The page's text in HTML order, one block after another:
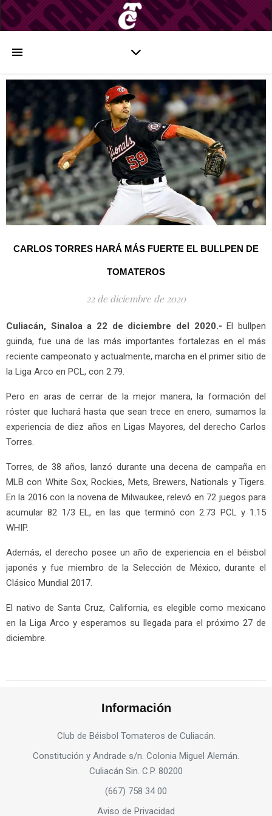
CARLOS TORRES HARÁ MÁS FUERTE EL BULLPEN DE
TOMATEROS
22 de diciembre de 2020
Culiacán, Sinaloa a 22 de diciembre del 2020.- El bullpen
guinda, fue una de las más importantes fortalezas en el más
reciente campeonato y actualmente, marcha en el primer sitio de
la Liga Arco en PCL, con 2.79.
Pero en aras de cerrar de la mejor manera, la formación del
róster que luchará hasta que sean trece en enero, sumamos la
experiencia de diez años en Ligas Mayores, del derecho Carlos
Torres.
Torres, de 38 años, lanzó durante una decena de campaña en
MLB con White Sox, Rockies, Mets, Brewers, Nationals y Tigers.
En la 2016 con la novena de Milwaukee, relevó en 72 juegos para
acumular 82 1/3 EL, en las que terminó con 2.73 PCL y 1.15
WHIP.
Además, el derecho posee un año de experiencia en el béisbol
japonés y fue miembro de la Selección de México, durante el
Clásico Mundial 2017.
El nativo de Santa Cruz, California, es elegible como mexicano
en la Liga Arco y esperamos su llegada para el próximo 27 de
diciembre.
Información
Club de Béisbol Tomateros de Culiacán.
Constitución y Andrade s/n. Colonia Miguel Alemán.
Culiacán Sin. C.P. 80200
(667) 758 34 00
Aviso de Privacidad